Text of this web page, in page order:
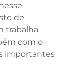
de
trabalha
com o
importantes